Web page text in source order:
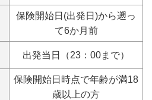
保険開始日(出発日)から遡っ
て6か月前
出発当日（23：00まで）
保険開始日時点で年齢が満18
歳以上の方